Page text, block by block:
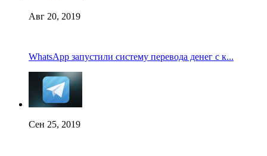
Авг 20, 2019
WhatsApp запустили систему перевода денег с к...
Сен 25, 2019